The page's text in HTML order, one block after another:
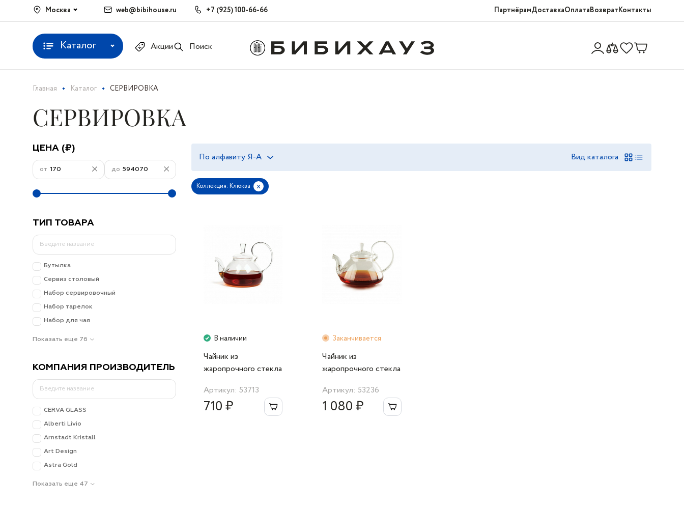
Москва web@bibihouse.ru +7 (925) 100-66-66 ПартнёрамДоставкаОплатаВозвратКонтакты
Каталог Акции Поиск
Главная Каталог СЕРВИРОВКА
СЕРВИРОВКА
ЦЕНА (₽)
от до
ТИП ТОВАРА
Бутылка
Сервиз столовый
Набор сервировочный
Набор тарелок
Набор для чая
Показать еще 76
КОМПАНИЯ ПРОИЗВОДИТЕЛЬ
CERVA GLASS
Alberti Livio
Arnstadt Kristall
Art Design
Astra Gold
Показать еще 47
По алфавиту Я-А Вид каталога
Коллекция: Клюква x
В наличии
Чайник из
жаропрочного стекла
Артикул: 53713
710 ₽
Заканчивается
Чайник из
жаропрочного стекла
Артикул: 53236
1 080 ₽